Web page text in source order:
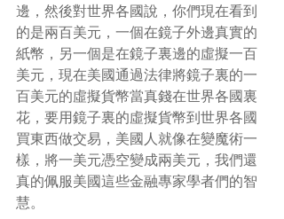
邊，然後對世界各國說，你們現在看到
的是兩百美元，一個在鏡子外邊真實的
紙幣，另一個是在鏡子裏邊的虛擬一百
美元，現在美國通過法律將鏡子裏的一
百美元的虛擬貨幣當真錢在世界各國裏
花，要用鏡子裏的虛擬貨幣到世界各國
買東西做交易，美國人就像在變魔術一
樣，將一美元憑空變成兩美元，我們還
真的佩服美國這些金融專家學者們的智
慧。